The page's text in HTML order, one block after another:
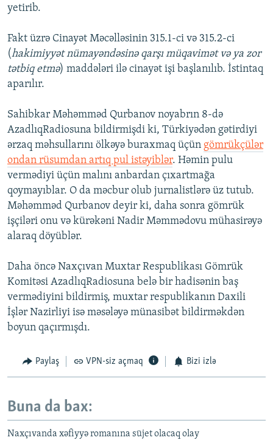
yetirib.
Fakt üzrə Cinayət Məcəlləsinin 315.1-ci və 315.2-ci
(hakimiyyət nümayəndəsinə qarşı müqavimət və ya zor
tətbiq etmə) maddələri ilə cinayət işi başlanılıb. İstintaq
aparılır.
Sahibkar Məhəmməd Qurbanov noyabrın 8-də
AzadlıqRadiosuna bildirmişdi ki, Türkiyədən gətirdiyi
ərzaq məhsullarını ölkəyə buraxmaq üçün gömrükçülər
ondan rüsumdan artıq pul istəyiblər. Həmin pulu
vermədiyi üçün malını anbardan çıxartmağa
qoymayıblar. O da məcbur olub jurnalistlərə üz tutub.
Məhəmməd Qurbanov deyir ki, daha sonra gömrük
işçiləri onu və kürəkəni Nadir Məmmədovu mühasirəyə
alaraq döyüblər.
Daha öncə Naxçıvan Muxtar Respublikası Gömrük
Komitəsi AzadlıqRadiosuna belə bir hadisənin baş
vermədiyini bildirmiş, muxtar respublikanın Daxili
İşlər Nazirliyi isə məsələyə münasibət bildirməkdən
boyun qaçırmışdı.
Paylaş VPN-siz açmaq Bizi izlə
Buna da bax:
Naxçıvanda xəfiyyə romanına süjet olacaq olay